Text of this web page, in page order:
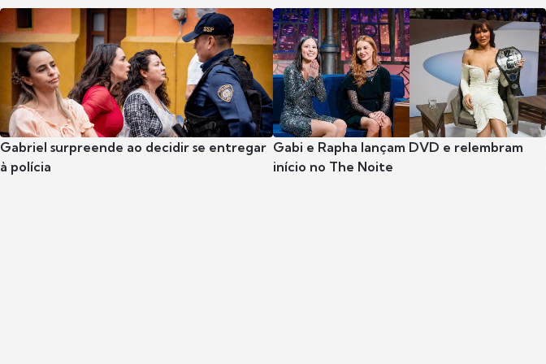
Gabriel surpreende ao decidir se entregar
à polícia
Gabi e Rapha lançam DVD e relembram
início no The Noite